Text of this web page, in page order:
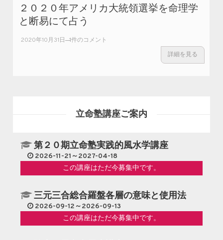
２０２０年アメリカ大統領選挙を命理学
と断易にて占う
2020年10月31日
２０２０年
1件のコメント
詳細を見る
立命塾講座ご案内
第２０期立命塾実践的風水学講座
2026-11-21～2027-04-18
この講座はただ今募集中です。
三元三合総合羅盤各層の意味と使用法
2026-09-12～2026-09-13
この講座はただ今募集中です。